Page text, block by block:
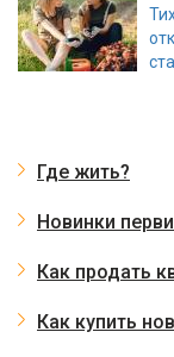
Где жить?
Новинки
Как продать
Как купить